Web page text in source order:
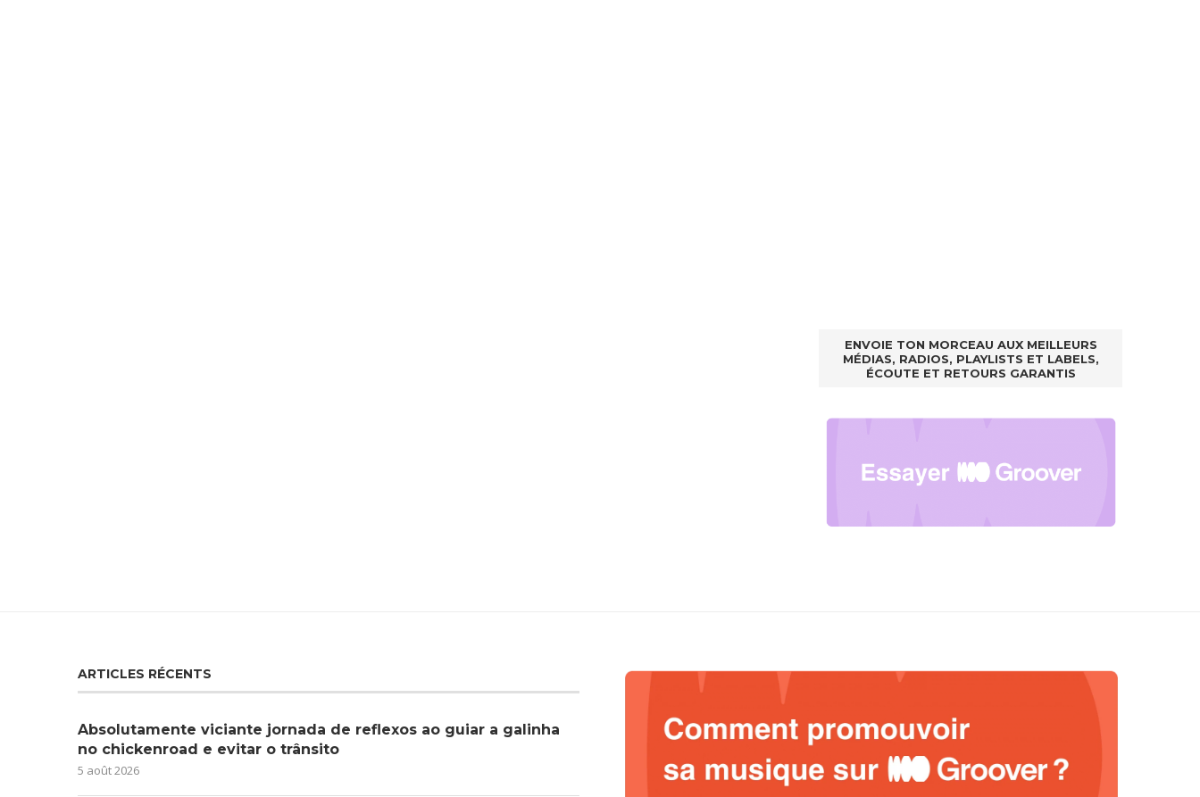
ENVOIE TON MORCEAU AUX MEILLEURS
MÉDIAS, RADIOS, PLAYLISTS ET LABELS,
ÉCOUTE ET RETOURS GARANTIS
ARTICLES RÉCENTS
Absolutamente viciante jornada de reflexos ao guiar a galinha
no chickenroad e evitar o trânsito
5 août 2026